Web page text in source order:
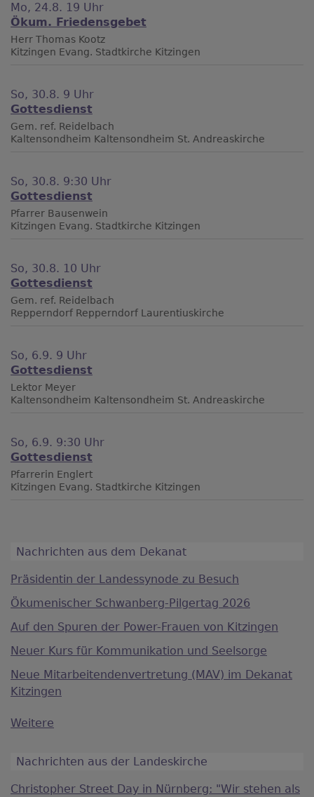
Mo, 24.8. 19 Uhr
Ökum. Friedensgebet
Herr Thomas Kootz
Kitzingen Evang. Stadtkirche Kitzingen
So, 30.8. 9 Uhr
Gottesdienst
Gem. ref. Reidelbach
Kaltensondheim Kaltensondheim St. Andreaskirche
So, 30.8. 9:30 Uhr
Gottesdienst
Pfarrer Bausenwein
Kitzingen Evang. Stadtkirche Kitzingen
So, 30.8. 10 Uhr
Gottesdienst
Gem. ref. Reidelbach
Repperndorf Repperndorf Laurentiuskirche
So, 6.9. 9 Uhr
Gottesdienst
Lektor Meyer
Kaltensondheim Kaltensondheim St. Andreaskirche
So, 6.9. 9:30 Uhr
Gottesdienst
Pfarrerin Englert
Kitzingen Evang. Stadtkirche Kitzingen
Nachrichten aus dem Dekanat
Präsidentin der Landessynode zu Besuch
Ökumenischer Schwanberg-Pilgertag 2026
Auf den Spuren der Power-Frauen von Kitzingen
Neuer Kurs für Kommunikation und Seelsorge
Neue Mitarbeitendenvertretung (MAV) im Dekanat
Kitzingen
Weitere
Nachrichten aus der Landeskirche
Christopher Street Day in Nürnberg: "Wir stehen als